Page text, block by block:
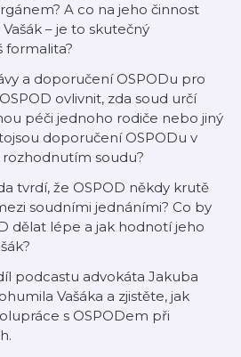
A co na jeho činnost
– je to skutečný
formalita?
a doporučení OSPODu pro
ovlivnit, zda soud určí
péči jednoho rodiče nebo jiný
doporučení OSPODu v
soudu?
tvrdí, že OSPOD někdy krutě
soudními jednáními? Co by
dělat lépe a jak hodnotí jeho
podcastu advokáta Jakuba
Vašáka a zjistěte, jak
s OSPODem při